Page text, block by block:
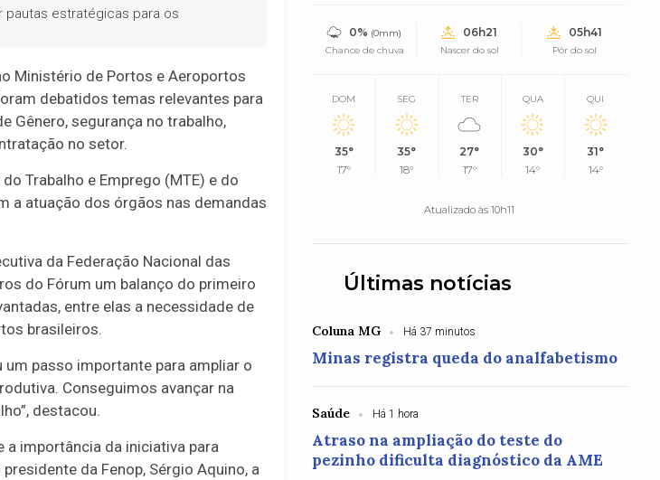
pautas estratégicas para os
Ministério de Portos e Aeroportos
debatidos temas relevantes para
Gênero, segurança no trabalho,
no setor.
Trabalho e Emprego (MTE) e do
a atuação dos órgãos nas demandas
da Federação Nacional das
do Fórum um balanço do primeiro
entre elas a necessidade de
brasileiros.
passo importante para ampliar o
Conseguimos avançar na
destacou.
importância da iniciativa para
da Fenop, Sérgio Aquino, a
0% (0mm)
Chance de chuva
06h21
Nascer do sol
05h41
Pôr do sol
DOM
35°
17°
SEG
35°
18°
TER
27°
17°
QUA
30°
14°
QUI
31°
14°
Atualizado às 10h11
Últimas notícias
Coluna MG Há 37 minutos
Minas registra queda do analfabetismo
Saúde Há 1 hora
Atraso na ampliação do teste do
pezinho dificulta diagnóstico da AME